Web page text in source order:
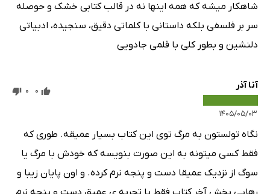
شاهکار میشه که همه اینها نه در قالب کتابی خشک و حوصله
سر بر فلسفی بلکه داستانی با کلماتی دقیق، سنجیده، ادبیاتی
دلنشین و بطور کلی با قلمی جادویی
آنا آذر
۱۴۰۵/۰۵/۰۳
0
0
نگاه تولستون به مرگ توی این کتاب بسیار عمیقه. طوری که
فقط کسی میتونه به این صورت بنویسه که خودش با مرگ یا
سوگ از نزدیک عمیقا دست و پنجه نرم کرده. و اون پایان زیبا و